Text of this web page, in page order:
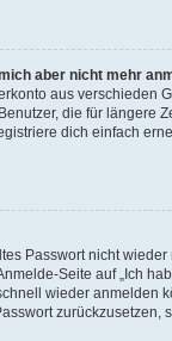
aber nicht mehr
aus verschieden
die für längere
dich einfach
Passwort nicht
Seite auf „Ich
wieder anmelden
zurückzusetzen,